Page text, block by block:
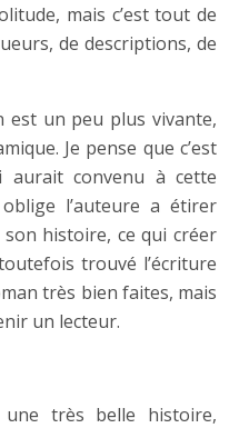
mais c’est tout de
de descriptions, de
est un peu plus vivante,
Je pense que c’est
convenu à cette
l’auteure a étirer
histoire, ce qui créer
trouvé l’écriture
très bien faites, mais
un lecteur.
très belle histoire,